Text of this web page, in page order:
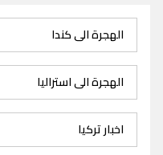
الهجرة الى كندا
الهجرة الى استراليا
اخبار تركيا